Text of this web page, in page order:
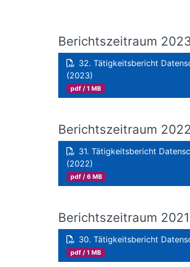
Berichtszeitraum
32. Tätigkeitsbericht
(2023)
pdf / 1 MB
Berichtszeitraum 2022
31. Tätigkeitsbericht
(2022)
pdf / 6 MB
Berichtszeitraum 2021
30. Tätigkeitsbericht
pdf / 1 MB